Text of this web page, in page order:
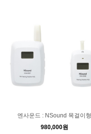
엔사운드 : NSound 목걸이형
980,000원